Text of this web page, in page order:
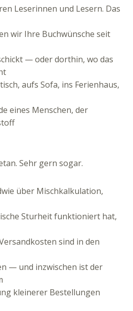
Leserinnen und Lesern. Das
wir Ihre Buchwünsche seit
— oder dorthin, wo das
aufs Sofa, ins Ferienhaus,
eines Menschen, der
Sehr gern sogar.
über Mischkalkulation,
Sturheit funktioniert hat,
sind in den
— und inzwischen ist der
kleinerer Bestellungen